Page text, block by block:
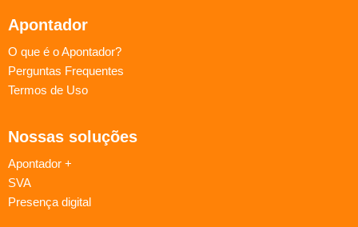
Apontador
O que é o Apontador?
Perguntas Frequentes
Termos de Uso
Nossas soluções
Apontador +
SVA
Presença digital